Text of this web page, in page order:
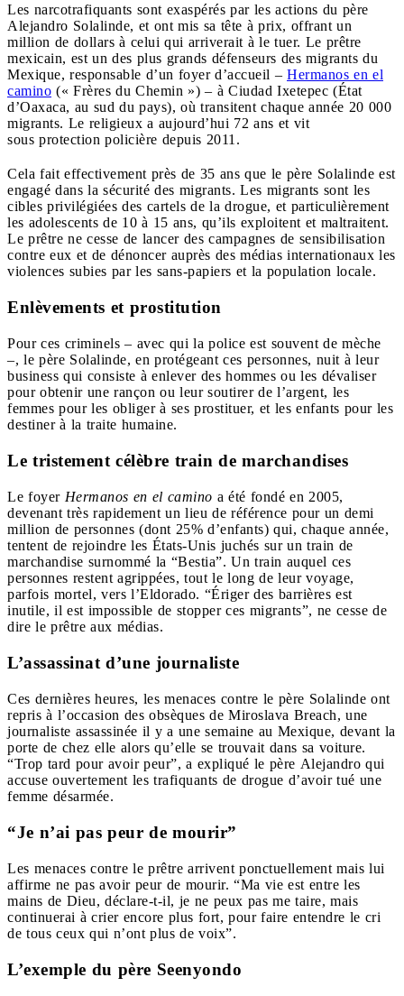
Les narcotrafiquants sont exaspérés par les actions du père
Alejandro Solalinde, et ont mis sa tête à prix, offrant un
million de dollars à celui qui arriverait à le tuer. Le prêtre
mexicain, est un des plus grands défenseurs des migrants du
Mexique, responsable d’un foyer d’accueil – Hermanos en el
camino (« Frères du Chemin ») – à Ciudad Ixetepec (État
d’Oaxaca, au sud du pays), où transitent chaque année 20 000
migrants. Le religieux a aujourd’hui 72 ans et vit
sous protection policière depuis 2011.
Cela fait effectivement près de 35 ans que le père Solalinde est
engagé dans la sécurité des migrants. Les migrants sont les
cibles privilégiées des cartels de la drogue, et particulièrement
les adolescents de 10 à 15 ans, qu’ils exploitent et maltraitent.
Le prêtre ne cesse de lancer des campagnes de sensibilisation
contre eux et de dénoncer auprès des médias internationaux les
violences subies par les sans-papiers et la population locale.
Enlèvements et prostitution
Pour ces criminels – avec qui la police est souvent de mèche
–, le père Solalinde, en protégeant ces personnes, nuit à leur
business qui consiste à enlever des hommes ou les dévaliser
pour obtenir une rançon ou leur soutirer de l’argent, les
femmes pour les obliger à ses prostituer, et les enfants pour les
destiner à la traite humaine.
Le tristement célèbre train de marchandises
Le foyer Hermanos en el camino a été fondé en 2005,
devenant très rapidement un lieu de référence pour un demi
million de personnes (dont 25% d’enfants) qui, chaque année,
tentent de rejoindre les États-Unis juchés sur un train de
marchandise surnommé la “Bestia”. Un train auquel ces
personnes restent agrippées, tout le long de leur voyage,
parfois mortel, vers l’Eldorado. “Ériger des barrières est
inutile, il est impossible de stopper ces migrants”, ne cesse de
dire le prêtre aux médias.
L’assassinat d’une journaliste
Ces dernières heures, les menaces contre le père Solalinde ont
repris à l’occasion des obsèques de Miroslava Breach, une
journaliste assassinée il y a une semaine au Mexique, devant la
porte de chez elle alors qu’elle se trouvait dans sa voiture.
“Trop tard pour avoir peur”, a expliqué le père Alejandro qui
accuse ouvertement les trafiquants de drogue d’avoir tué une
femme désarmée.
“Je n’ai pas peur de mourir”
Les menaces contre le prêtre arrivent ponctuellement mais lui
affirme ne pas avoir peur de mourir. “Ma vie est entre les
mains de Dieu, déclare-t-il, je ne peux pas me taire, mais
continuerai à crier encore plus fort, pour faire entendre le cri
de tous ceux qui n’ont plus de voix”.
L’exemple du père Seenyondo